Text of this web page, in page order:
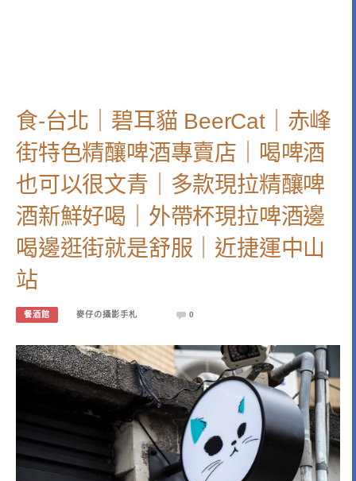
食-台北｜碧耳貓 BeerCat｜赤峰
街特色精釀啤酒專賣店｜喝啤酒
也可以很文青｜多款現拉精釀啤
酒新鮮好喝｜外帶杯現拉啤酒邊
喝邊逛街就是舒服｜近捷運中山
站
餐酒館 麥仔の攝影手札 0